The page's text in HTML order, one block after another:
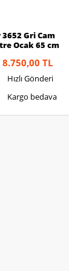
Gri Cam
Ocak 65 cm
8.750,00 TL
Hızlı Gönderi
Kargo bedava